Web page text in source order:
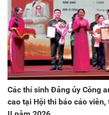
Các thí sinh Đảng ủy Công
cao tại Hội thi báo cáo